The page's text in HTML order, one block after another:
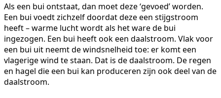
Als een bui ontstaat, dan moet deze ‘gevoed’ worden.
Een bui voedt zichzelf doordat deze een stijgstroom
heeft – warme lucht wordt als het ware de bui
ingezogen. Een bui heeft ook een daalstroom. Vlak voor
een bui uit neemt de windsnelheid toe: er komt een
vlagerige wind te staan. Dat is de daalstroom. De regen
en hagel die een bui kan produceren zijn ook deel van de
daalstroom.